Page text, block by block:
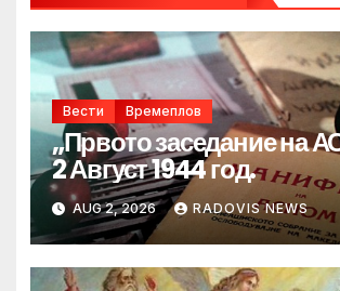
Вести Времеплов
„Првото заседание на
2 Август 1944 год.
AUG 2, 2026 RADOVIS NEWS